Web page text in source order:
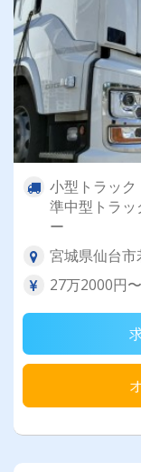
小型トラッ
準中型トラ
ー
宮城県仙台市
27万2000円